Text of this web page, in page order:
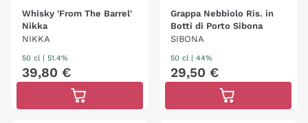
Whisky 'From The Barrel'
Nikka
NIKKA
50 cl | 51.4%
39,80 €
Grappa Nebbiolo Ris. in
Botti di Porto Sibona
SIBONA
50 cl | 44%
29,50 €